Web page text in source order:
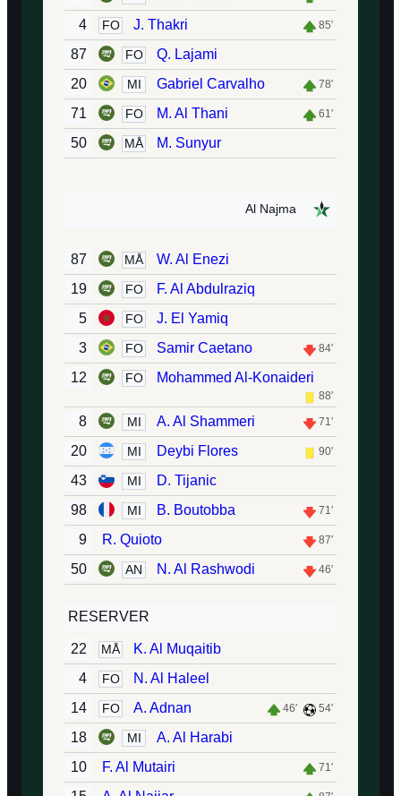
4 FO J. Thakri 85′
87 FO
Q. Lajami
20
MI Gabriel Carvalho 78′
71 FO M. Al Thani 61′
50 MÅ M. Sunyur
Al Najma
87 MÅ
W. Al Enezi
19
FO
F. Al Abdulraziq
5
FO
J. El Yamiq
3
FO Samir Caetano 84′
12 FO Mohammed Al-Konaideri
88′
8 MI A. Al Shammeri 71′
20 MI Deybi Flores 90′
43 MI
D. Tijanic
98
MI B. Boutobba 71′
9 R. Quioto 87′
50 AN N. Al Rashwodi 46′
RESERVER
22 MÅ
K. Al Muqaitib
4
FO
N. Al Haleel
14
FO A. Adnan 46′ 54′
18 MI
A. Al Harabi
10
F. Al Mutairi 71′